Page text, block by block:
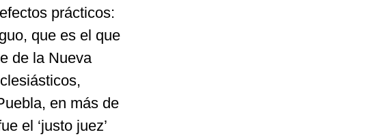
prácticos:
que es el que
de la Nueva
en más de
el ‘justo juez’